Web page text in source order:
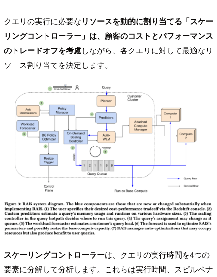
クエリの実行に必要なリソースを動的に割り当てる「スケー
リングコントローラー」 は、顧客のコストとパフォーマンス
のトレードオフを考慮しながら、各クエリに対して最適なリ
ソース割り当てを決定します。
スケーリングコントローラーは、クエリの実行時間を4つの
要素に分解して分析します。これらは実行時間、スピルペナ